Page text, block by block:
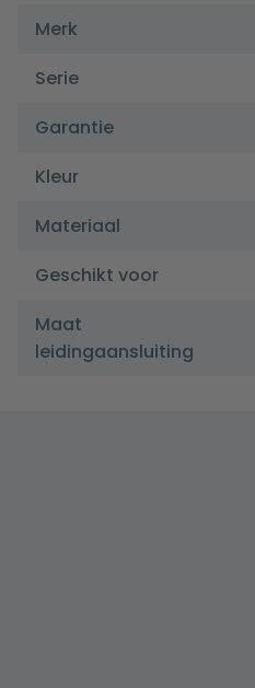
Merk
Serie
Garantie
Kleur
Materiaal
Geschikt voor
Maat
leidingaansluiting